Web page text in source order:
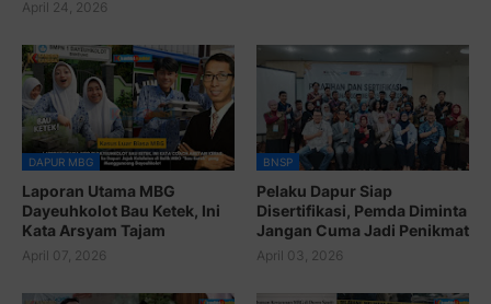
April 24, 2026
DAPUR MBG
Laporan Utama MBG
Dayeuhkolot Bau Ketek, Ini
Kata Arsyam Tajam
April 07, 2026
BNSP
Pelaku Dapur Siap
Disertifikasi, Pemda Diminta
Jangan Cuma Jadi Penikmat
April 03, 2026